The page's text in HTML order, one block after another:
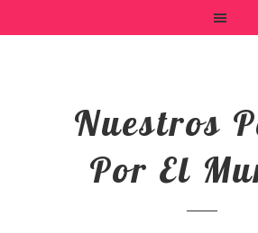
Nuestros
Por El